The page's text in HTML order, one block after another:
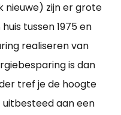
nieuwe) zijn er grote
tussen 1975 en
realiseren van
is dan
tref je de hoogte
aan een